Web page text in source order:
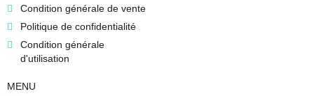
Condition générale de vente
Politique de confidentialité
Condition générale
d'utilisation
MENU